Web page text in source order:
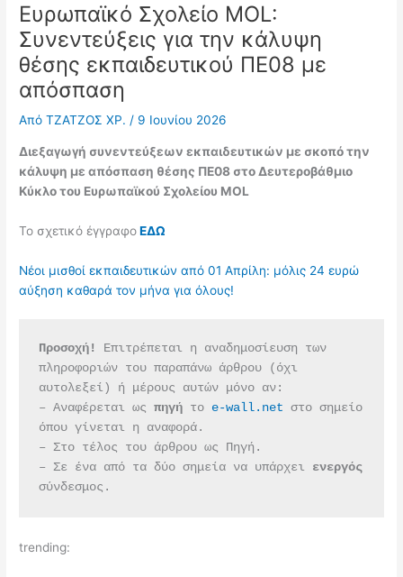
Ευρωπαϊκό Σχολείο MOL:
Συνεντεύξεις για την κάλυψη
θέσης εκπαιδευτικού ΠΕ08 με
απόσπαση
ΑπόΤΖΑΤΖΟΣ ΧΡ. / 9 Ιουνίου 2026
Διεξαγωγή συνεντεύξεων εκπαιδευτικών με σκοπό την
κάλυψη με απόσπαση θέσης ΠΕ08 στο Δευτεροβάθμιο
Κύκλο του Ευρωπαϊκού Σχολείου MOL
Το σχετικό έγγραφοΕΔΩ
Νέοι μισθοί εκπαιδευτικών από 01 Απρίλη: μόλις 24 ευρώ
αύξηση καθαρά τον μήνα για όλους!
Προσοχή!
Επιτρέπεται η αναδημοσίευση των
πληροφοριών του παραπάνω άρθρου (όχι
αυτολεξεί) ή μέρους αυτών μόνο αν:
– Αναφέρεται ως πηγή το e-wall.net στο σημείο
όπου γίνεται η αναφορά.
– Στο τέλος του άρθρου ως Πηγή.
– Σε ένα από τα δύο σημεία να υπάρχει
ενεργός
σύνδεσμος.
trending: